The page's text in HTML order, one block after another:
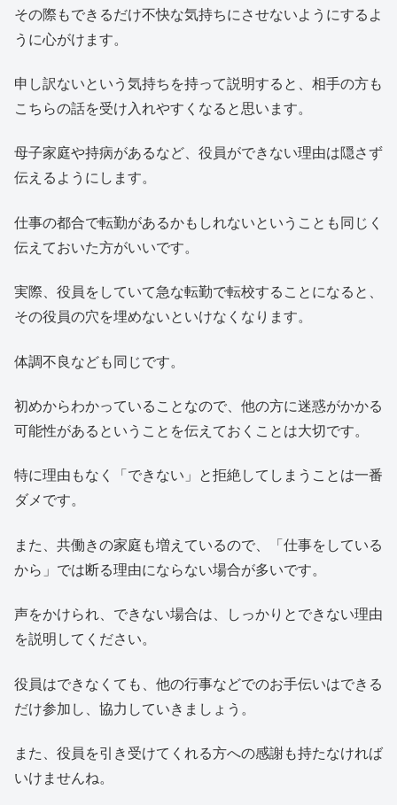
その際もできるだけ不快な気持ちにさせないようにするよ
うに心がけます。
申し訳ないという気持ちを持って説明すると、相手の方も
こちらの話を受け入れやすくなると思います。
母子家庭や持病があるなど、役員ができない理由は隠さず
伝えるようにします。
仕事の都合で転勤があるかもしれないということも同じく
伝えておいた方がいいです。
実際、役員をしていて急な転勤で転校することになると、
その役員の穴を埋めないといけなくなります。
体調不良なども同じです。
初めからわかっていることなので、他の方に迷惑がかかる
可能性があるということを伝えておくことは大切です。
特に理由もなく「できない」と拒絶してしまうことは一番
ダメです。
また、共働きの家庭も増えているので、「仕事をしている
から」では断る理由にならない場合が多いです。
声をかけられ、できない場合は、しっかりとできない理由
を説明してください。
役員はできなくても、他の行事などでのお手伝いはできる
だけ参加し、協力していきましょう。
また、役員を引き受けてくれる方への感謝も持たなければ
いけませんね。